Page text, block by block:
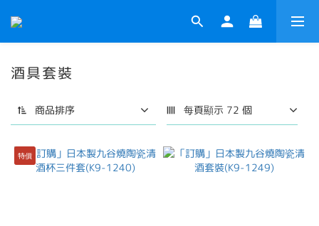
酒具套裝
商品排序 每頁顯示 72 個
特價